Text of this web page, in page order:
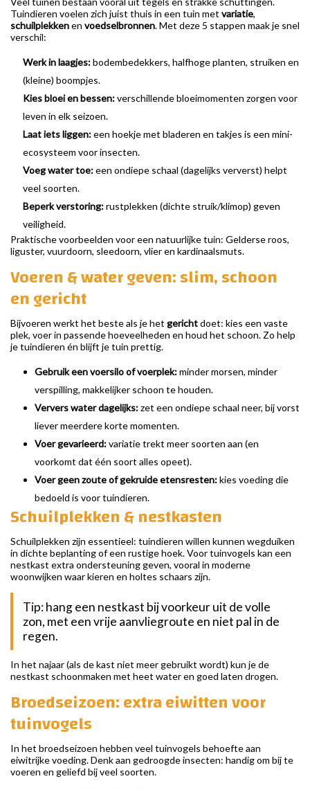
Tuindieren voelen zich juist thuis in een tuin met variatie,
schuilplekkenen voedselbronnen. Met deze 5 stappen maak je snel
verschil:
Werk in laagjes:bodembedekkers, halfhoge planten, struiken en
(kleine) boompjes.
Kies bloei en bessen:verschillende bloeimomenten zorgen voor
leven in elk seizoen.
Laat iets liggen:een hoekje met bladeren en takjes is een mini-
ecosysteem voor insecten.
Voeg water toe:een ondiepe schaal (dagelijks ververst) helpt
veel soorten.
Beperk verstoring:rustplekken (dichte struik/klimop) geven
veiligheid.
Praktische voorbeelden voor een natuurlijke tuin: Gelderse roos,
liguster, vuurdoorn, sleedoorn, vlier en kardinaalsmuts.
Voeren & water geven: slim, schoon
en gericht
Bijvoeren werkt het beste als je het gerichtdoet: kies een vaste
plek, voer in passende hoeveelheden en houd het schoon. Zo help
je tuindieren én blijft je tuin prettig.
Gebruik een voersilo of voerplek:minder morsen, minder
verspilling, makkelijker schoon te houden.
Ververs water dagelijks:zet een ondiepe schaal neer, bij vorst
liever meerdere korte momenten.
Voer gevarieerd:variatie trekt meer soorten aan (en
voorkomt dat één soort alles opeet).
Voer geen zoute of gekruide etensresten:kies voeding die
bedoeld is voor tuindieren.
Schuilplekken & nestkasten
Schuilplekken zijn essentieel: tuindieren willen kunnen wegduiken
in dichte beplanting of een rustige hoek. Voor tuinvogels kan een
nestkast extra ondersteuning geven, vooral in moderne
woonwijken waar kieren en holtes schaars zijn.
Tip: hang een nestkast bij voorkeur uit de volle
zon, met een vrije aanvliegroute en niet pal in de
regen.
In het najaar (als de kast niet meer gebruikt wordt) kun je de
nestkast schoonmaken met heet water en goed laten drogen.
Broedseizoen: extra eiwitten voor
tuinvogels
In het broedseizoen hebben veel tuinvogels behoefte aan
eiwitrijke voeding. Denk aan gedroogde insecten: handig om bij te
voeren en geliefd bij veel soorten.